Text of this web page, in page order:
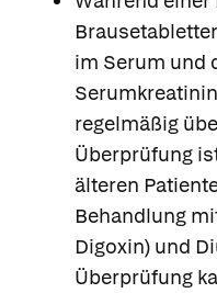
im Serum und
regelmäßig
Überprüfung
älteren
Behandlung
Digoxin) und
Überprüfung